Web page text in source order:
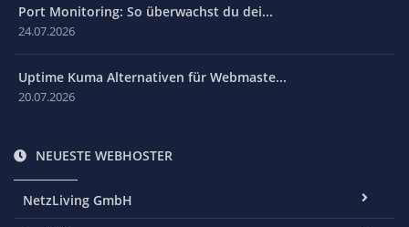
Port Monitoring: So überwachst du dei...
24.07.2026
Uptime Kuma Alternativen für Webmaste...
20.07.2026
NEUESTE WEBHOSTER
NetzLiving GmbH